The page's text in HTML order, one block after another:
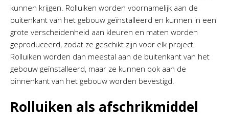
kunnen krijgen. Rolluiken worden voornamelijk aan de
buitenkant van het gebouw geïnstalleerd en kunnen in een
grote verscheidenheid aan kleuren en maten worden
geproduceerd, zodat ze geschikt zijn voor elk project.
Rolluiken worden dan meestal aan de buitenkant van het
gebouw geïnstalleerd, maar ze kunnen ook aan de
binnenkant van het gebouw worden bevestigd.
Rolluiken als afschrikmiddel